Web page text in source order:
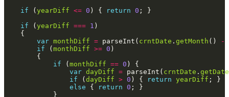
if ( yearDiff <= 0 ) { return 0
if ( yearDiff === 1
var monthDiff = parseInt( crntDate . getMonth ()
-
if ( monthDiff >= 0
if ( monthDiff == 0
var dayDiff = parseInt( crntDate . getDate
if ( dayDiff > 0 ) { return yearDiff
else { return 0